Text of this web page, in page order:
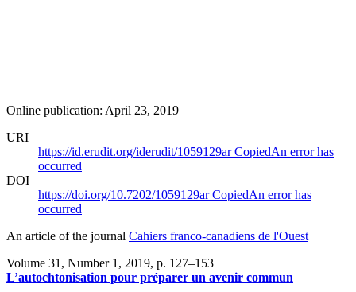
Online publication: April 23, 2019
URI
https://id.erudit.org/iderudit/1059129arCopiedAn error has
occurred
DOI
https://doi.org/10.7202/1059129arCopiedAn error has
occurred
An article of the journal Cahiers franco-canadiens de l'Ouest
Volume 31, Number 1, 2019, p. 127–153
L’autochtonisation pour préparer un avenir commun